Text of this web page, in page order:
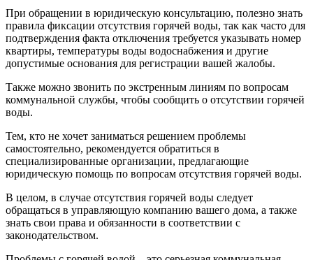
При обращении в юридическую консультацию, полезно знать
правила фиксации отсутствия горячей воды, так как часто для
подтверждения факта отключения требуется указывать номер
квартиры, температуры воды водоснабжения и другие
допустимые основания для регистрации вашей жалобы.
Также можно звонить по экстренным линиям по вопросам
коммунальной службы, чтобы сообщить о отсутствии горячей
воды.
Тем, кто не хочет заниматься решением проблемы
самостоятельно, рекомендуется обратиться в
специализированные организации, предлагающие
юридическую помощь по вопросам отсутствия горячей воды.
В целом, в случае отсутствия горячей воды следует
обращаться в управляющую компанию вашего дома, а также
знать свои права и обязанности в соответствии с
законодательством.